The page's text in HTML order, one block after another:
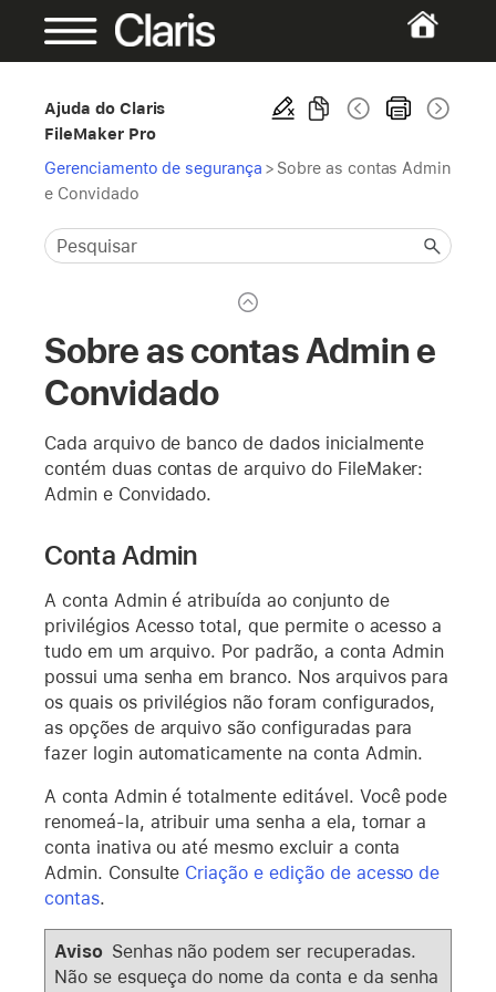
Ajuda do Claris
FileMaker Pro
Gerenciamento de segurança > Sobre as contas Admin
e Convidado
Sobre as contas Admin e
Convidado
Cada arquivo de banco de dados inicialmente
contém duas contas de arquivo do FileMaker:
Admin e Convidado.
Conta Admin
A conta Admin é atribuída ao conjunto de
privilégios Acesso total, que permite o acesso a
tudo em um arquivo. Por padrão, a conta Admin
possui uma senha em branco. Nos arquivos para
os quais os privilégios não foram configurados,
as opções de arquivo são configuradas para
fazer login automaticamente na conta Admin.
A conta Admin é totalmente editável. Você pode
renomeá-la, atribuir uma senha a ela, tornar a
conta inativa ou até mesmo excluir a conta
Admin. Consulte Criação e edição de acesso de
contas.
Aviso Senhas não podem ser recuperadas.
Não se esqueça do nome da conta e da senha